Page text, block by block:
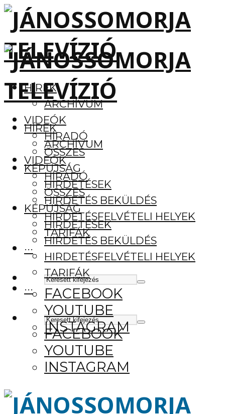
HÍREK
ARCHÍVUM
VIDEÓK
HÍRADÓ
ÖSSZES
KÉPÚJSÁG
HIRDETÉSEK
HIRDETÉS BEKÜLDÉS
HIRDETÉSFELVÉTELI HELYEK
TARIFÁK
···
FACEBOOK
YOUTUBE
INSTAGRAM
HÍREK
ARCHÍVUM
VIDEÓK
HÍRADÓ
ÖSSZES
KÉPÚJSÁG
HIRDETÉSEK
HIRDETÉS BEKÜLDÉS
HIRDETÉSFELVÉTELI HELYEK
TARIFÁK
···
FACEBOOK
YOUTUBE
INSTAGRAM